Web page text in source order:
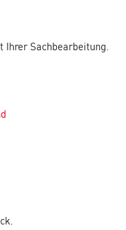
Ihrer Sachbearbeitung.